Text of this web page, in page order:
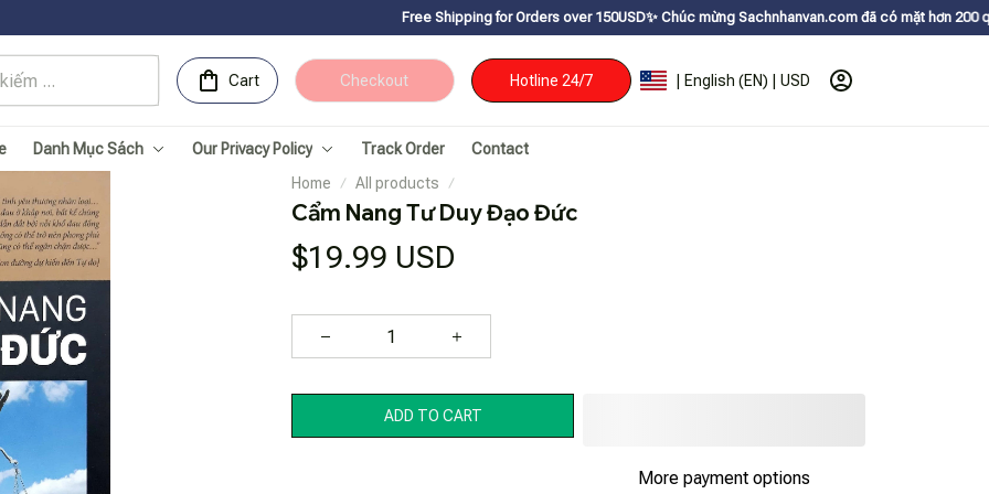
Free Shipping for Orders over 150USDㅤ✨ Chúc mừng Sachnhanvan.com đã có mặt hơn 200 quốc gia như Mỹ,
Cart Checkout Hotline 24/7 | English (EN) | USD
Danh Mục Sách Our Privacy Policy Track Order
Contact
Home
All products
Cẩm Nang Tư Duy Đạo Đức
$19.99 USD
ADD TO CART
More payment options